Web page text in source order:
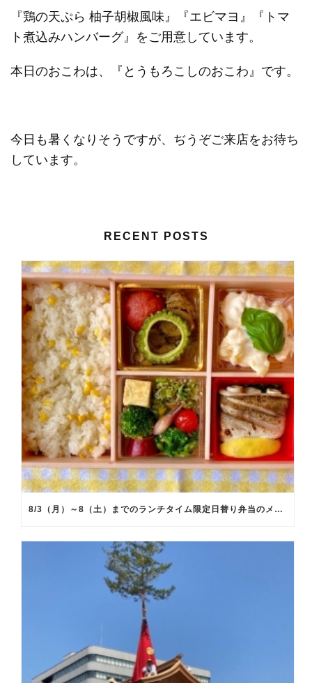
『鶏の天ぷら 柚子胡椒風味』『エビマヨ』『トマ
ト煮込みハンバーグ』をご用意しています。
本日のおこわは、『とうもろこしのおこわ』です。
今日も暑くなりそうですが、ぢうぞご来店をお待ち
しています。
RECENT POSTS
8/3（月）～8（土）までのランチタイム限定日替り弁当のメインメニュー